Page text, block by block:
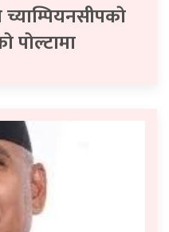
पाेल्टामा